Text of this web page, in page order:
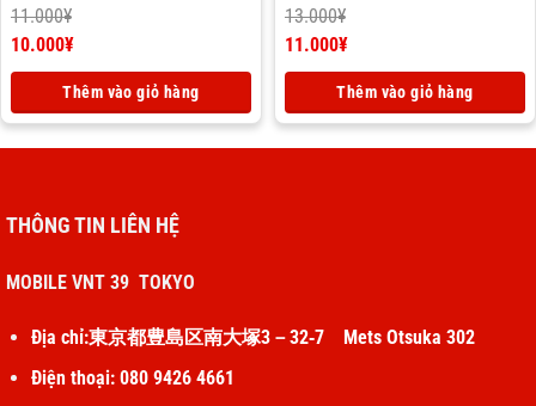
11.000¥
Giá
11.000¥.
10.000¥
tại
là:
10.000¥.
Thêm vào giỏ hàng
13.000¥
Giá
13.000¥.
11.000¥
tại
là:
11.000¥.
Thêm vào giỏ hàng
THÔNG TIN LIÊN HỆ
MOBILE VNT 39 TOKYO
Địa chỉ:東京都豊島区南大塚3－32‐7 Mets Otsuka 302
Điện thoại: 080 9426 4661